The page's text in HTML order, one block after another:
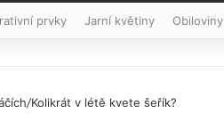
prvky Jarní květiny Obiloviny
/Kolikrát v létě kvete šeřík?